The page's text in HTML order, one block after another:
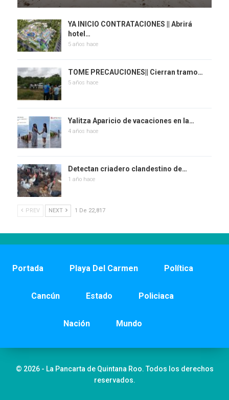
YA INICIO CONTRATACIONES || Abrirá
hotel…
5 años hace
TOME PRECAUCIONES|| Cierran tramo…
5 años hace
Yalitza Aparicio de vacaciones en la…
4 años hace
Detectan criadero clandestino de…
1 año hace
PREV NEXT 1 De 22,817
Portada Playa Del Carmen Política
Cancún Estado Policiaca
Nación Mundo
© 2026 - La Pancarta de Quintana Roo. Todos los derechos
reservados.